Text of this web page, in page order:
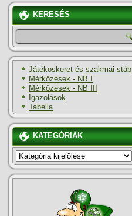
KERESÉS
Játékoskeret és szakmai stáb
Mérkőzések - NB I
Mérkőzések - NB III
Igazolások
Tabella
KATEGÓRIÁK
KATEGÓRIÁK